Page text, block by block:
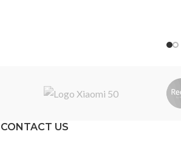
x Brush Head - 1 x User Manual
CONTACT US